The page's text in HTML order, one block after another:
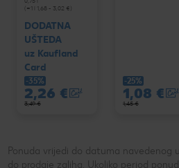
(=1 l 1,68 - 3,02 €)
DODATNA
UŠTEDA
uz Kaufland
Card
-35%
2,26 €
3,49 €
-25%
1,08 €
1,45 €
Ponuda vrijedi do datuma navedenog
do prodaje zaliha. Ukoliko period